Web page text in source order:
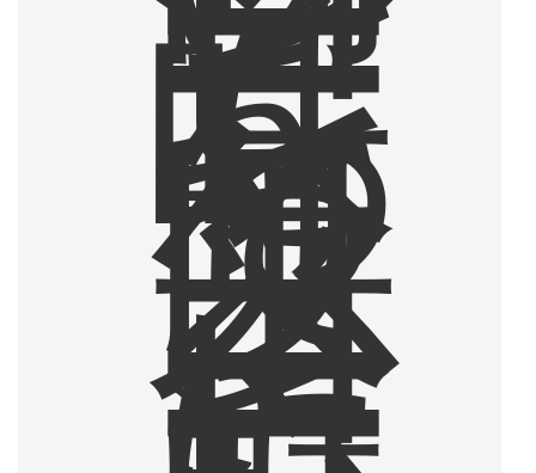
ー
を
味
わ
っ
て
以
来
、
コ
ー
ヒ